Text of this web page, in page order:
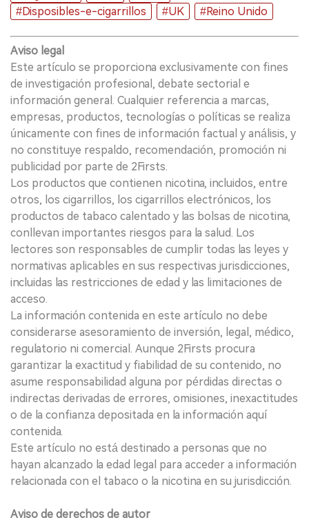
#Disposibles-e-cigarrillos
#UK #Reino Unido
Aviso legal
Este artículo se proporciona exclusivamente con fines
de investigación profesional, debate sectorial e
información general. Cualquier referencia a marcas,
empresas, productos, tecnologías o políticas se realiza
únicamente con fines de información factual y análisis, y
no constituye respaldo, recomendación, promoción ni
publicidad por parte de 2Firsts.
Los productos que contienen nicotina, incluidos, entre
otros, los cigarrillos, los cigarrillos electrónicos, los
productos de tabaco calentado y las bolsas de nicotina,
conllevan importantes riesgos para la salud. Los
lectores son responsables de cumplir todas las leyes y
normativas aplicables en sus respectivas jurisdicciones,
incluidas las restricciones de edad y las limitaciones de
acceso.
La información contenida en este artículo no debe
considerarse asesoramiento de inversión, legal, médico,
regulatorio ni comercial. Aunque 2Firsts procura
garantizar la exactitud y fiabilidad de su contenido, no
asume responsabilidad alguna por pérdidas directas o
indirectas derivadas de errores, omisiones, inexactitudes
o de la confianza depositada en la información aquí
contenida.
Este artículo no está destinado a personas que no
hayan alcanzado la edad legal para acceder a información
relacionada con el tabaco o la nicotina en su jurisdicción.
Aviso de derechos de autor